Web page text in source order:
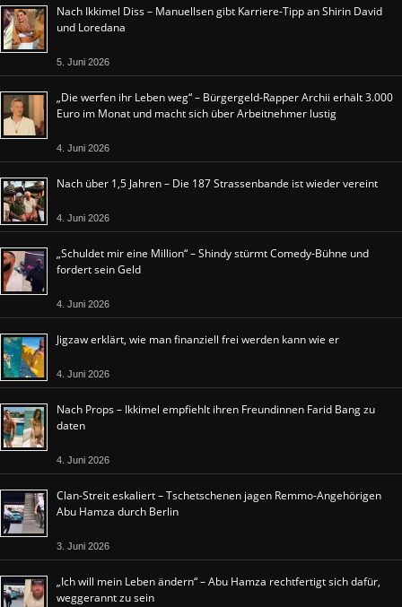
Nach Ikkimel Diss – Manuellsen gibt Karriere-Tipp an Shirin David
und Loredana
5. Juni 2026
„Die werfen ihr Leben weg“ – Bürgergeld-Rapper Archii erhält 3.000
Euro im Monat und macht sich über Arbeitnehmer lustig
4. Juni 2026
Nach über 1,5 Jahren – Die 187 Strassenbande ist wieder vereint
4. Juni 2026
„Schuldet mir eine Million“ – Shindy stürmt Comedy-Bühne und
fordert sein Geld
4. Juni 2026
Jigzaw erklärt, wie man finanziell frei werden kann wie er
4. Juni 2026
Nach Props – Ikkimel empfiehlt ihren Freundinnen Farid Bang zu
daten
4. Juni 2026
Clan-Streit eskaliert – Tschetschenen jagen Remmo-Angehörigen
Abu Hamza durch Berlin
3. Juni 2026
„Ich will mein Leben ändern“ – Abu Hamza rechtfertigt sich dafür,
weggerannt zu sein